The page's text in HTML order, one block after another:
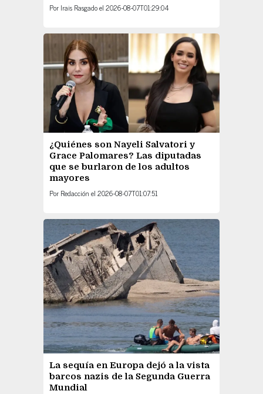
Por Irais Rasgadoel 2026-08-07T01:29:04
¿Quiénes son Nayeli Salvatori y
Grace Palomares? Las diputadas
que se burlaron de los adultos
mayores
Por Redacción el 2026-08-07T01:07:51
La sequía en Europa dejó a la vista
barcos nazis de la Segunda Guerra
Mundial